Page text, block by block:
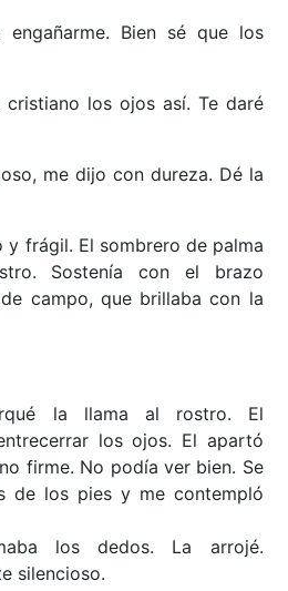
Bien sé que los
los ojos así. Te daré
me dijo con dureza. Dé la
y frágil. El sombrero de palma
Sostenía con el brazo
campo, que brillaba con la
la llama al rostro. El
los ojos. El apartó
firme. No podía ver bien. Se
de los pies y me contempló
los dedos. La arrojé.
silencioso.